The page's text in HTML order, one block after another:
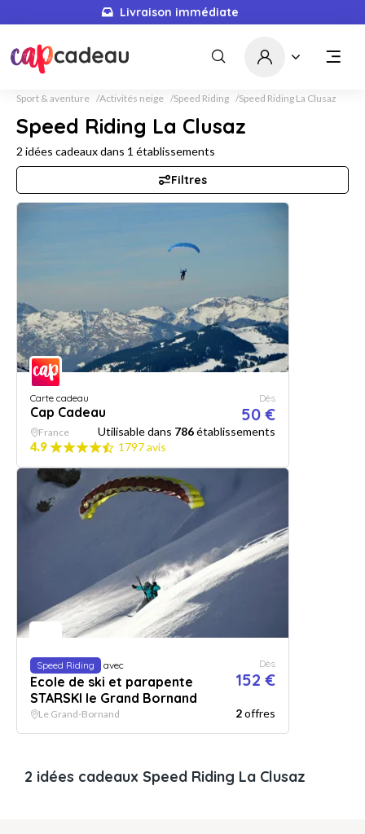
Livraison immédiate
Sport & aventure Activités neige Speed Riding Speed Riding La Clusaz
Speed Riding La Clusaz
2 idées cadeaux dans 1 établissements
Filtres
Carte cadeau
Cap Cadeau
Dès
50 €
France Utilisable dans 786établissements
4.9
1797 avis
Speed Riding avec
Ecole de ski et parapente
STARSKI le Grand Bornand
Dès
152 €
Le Grand-Bornand 2offres
2 idées cadeaux Speed Riding La Clusaz